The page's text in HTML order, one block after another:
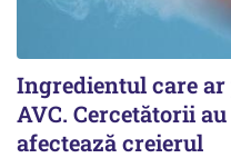
Ingredientul care ar
AVC. Cercetătorii
afectează creierul